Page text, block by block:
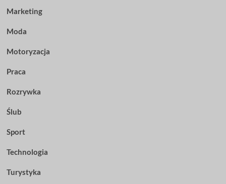
Marketing
Moda
Motoryzacja
Praca
Rozrywka
Ślub
Sport
Technologia
Turystyka